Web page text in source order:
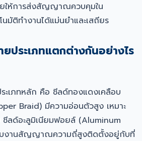
ยให้การส่งสัญญาณควบคุมใน
นมัติทำงานได้แม่นยำและเสถียร
ประเภทแตกต่างกันอย่างไร
ะเภทหลัก คือ ชีลด์ทองแดงเคลือบ
Braid) มีความอ่อนตัวสูง เหมาะ
ลด์อะลูมิเนียมฟอยล์ (Aluminum
บงานสัญญาณความถี่สูงติดตั้งอยู่กับที่